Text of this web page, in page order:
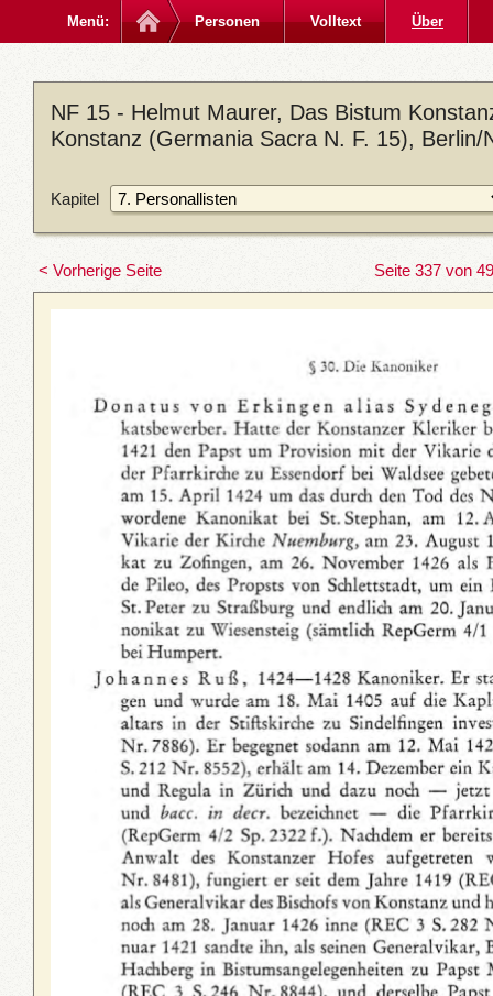
Menü: Personen Volltext Über
NF 15 - Helmut Maurer, Das Bistum
Konstanz (Germania Sacra N. F. 15), Berlin/
Kapitel
< Vorherige Seite Seite 337 von